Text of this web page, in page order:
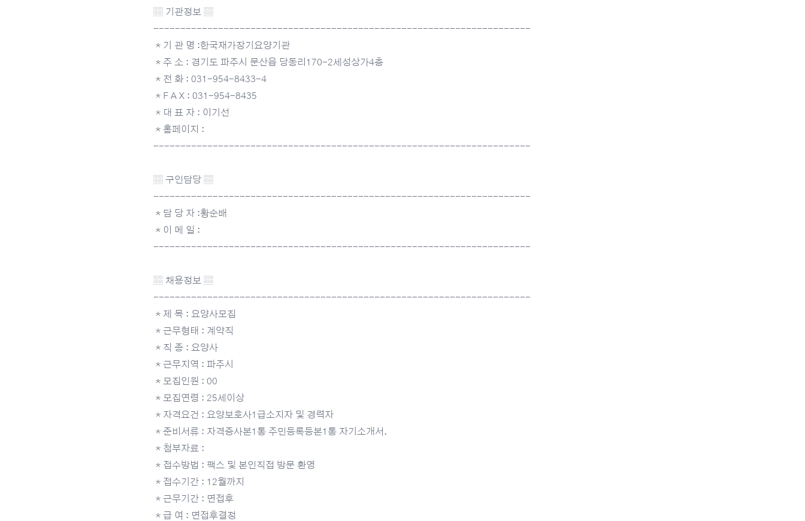
▒ 기관정보 ▒
----------------------------------------------------------------------
＊기 관 명 :한국재가장기요양기관
＊주 소 : 경기도 파주시 문산읍 당동리170-2세성상가4층
＊전 화 : 031-954-8433-4
＊F A X : 031-954-8435
＊대 표 자 : 이기선
＊홈페이지 :
----------------------------------------------------------------------
▒ 구인담당 ▒
----------------------------------------------------------------------
＊담 당 자 :황순배
＊이 메 일 :
----------------------------------------------------------------------
▒ 채용정보 ▒
----------------------------------------------------------------------
＊제 목 : 요양사모집
＊근무형태 : 계약직
＊직 종 : 요양사
＊근무지역 : 파주시
＊모집인원 : 00
＊모집연령 : 25세이상
＊자격요건 : 요양보호사1급소지자 및 경력자
＊준비서류 : 자격증사본1통 주민등록등본1통 자기소개서.
＊첨부자료 :
＊접수방법 : 팩스 및 본인직접 방문 환영
＊접수기간 : 12월까지
＊근무기간 : 면접후
＊급 여 : 면접후결정